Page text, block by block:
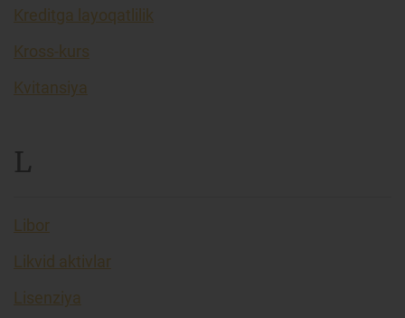
Kreditga layoqatlilik
Kross-kurs
Kvitansiya
L
Libor
Likvid aktivlar
Lisenziya